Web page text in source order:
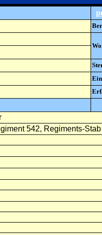
542, Regiments-Stab